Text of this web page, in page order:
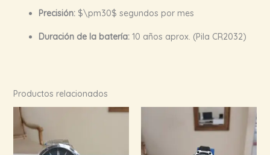
Precisión: $\pm30$ segundos por mes
Duración de la batería:10 años aprox. (Pila CR2032)
Productos relacionados